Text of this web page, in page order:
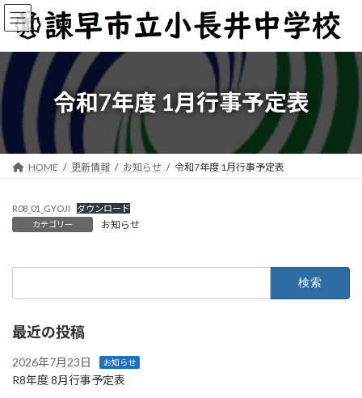
コ
ン
ン
ツ
へ
ッ
プ
ナ
ビ
ー
シ
ョ
移
動
令和7年度 1月行事予定表
HOME 更新情報 お知らせ 令和7年度 1月行事予定表
R08_01_GYOJI ダウンロード
カテゴリー お知らせ
最近の投稿
2026年7月23日 お知らせ
R8年度 8月行事予定表